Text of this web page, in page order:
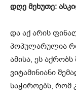
დღე მეხუთე:
და აქ არის
პოპულარულია
ამისა, ეს
ვიტამინიანი
საჭიროებს, რომ